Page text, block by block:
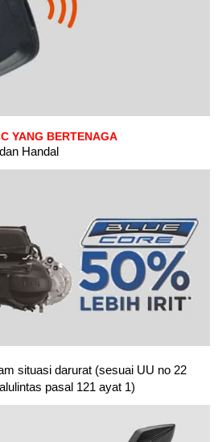
YANG BERTENAGA
Handal
situasi darurat (sesuai UU no 22
pasal 121 ayat 1)